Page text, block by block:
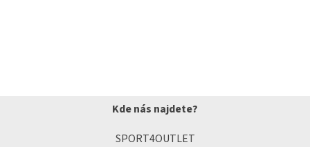
Kde nás najdete?
SPORT4OUTLET